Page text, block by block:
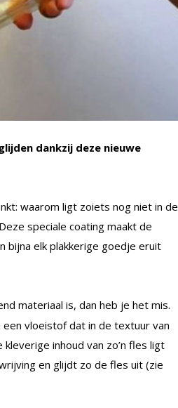
dankzij deze nieuwe
waarom ligt zoiets nog niet in de
speciale coating maakt de
bijna elk plakkerige goedje eruit
materiaal is, dan heb je het mis.
vloeistof dat in de textuur van
inhoud van zo’n fles ligt
en glijdt zo de fles uit (zie